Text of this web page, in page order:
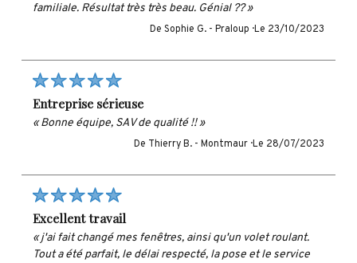
familiale. Résultat très très beau. Génial ?? »
De Sophie G. - Praloup ·Le 23/10/2023
entreprise sérieuse
« Bonne équipe, SAV de qualité !! »
De Thierry B. - Montmaur ·Le 28/07/2023
excellent travail
« j'ai fait changé mes fenêtres, ainsi qu'un volet roulant.
Tout a été parfait, le délai respecté, la pose et le service